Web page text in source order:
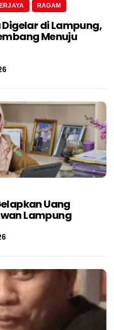
RAGAM
di Lampung,
Menuju
Uang
Lampung